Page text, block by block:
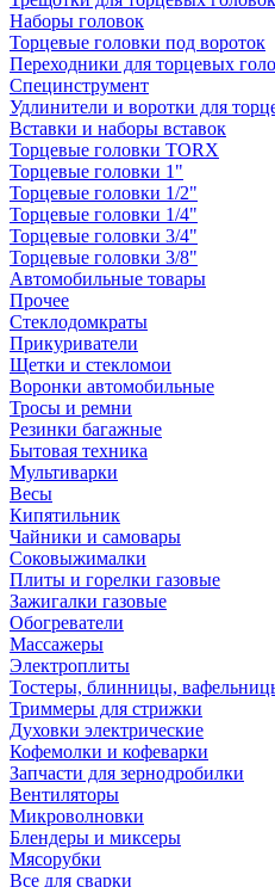
Наборы головок
Торцевые головки под вороток
Переходники для торцевых
Специнструмент
Удлинители и воротки для
Вставки и наборы вставок
Торцевые головки TORX
Торцевые головки 1"
Торцевые головки 1/2"
Торцевые головки 1/4"
Торцевые головки 3/4"
Торцевые головки 3/8"
Автомобильные товары
Прочее
Стеклодомкраты
Прикуриватели
Щетки и стекломои
Воронки автомобильные
Тросы и ремни
Резинки багажные
Бытовая техника
Мультиварки
Весы
Кипятильник
Чайники и самовары
Соковыжималки
Плиты и горелки газовые
Зажигалки газовые
Обогреватели
Массажеры
Электроплиты
Тостеры, блинницы,
Триммеры для стрижки
Духовки электрические
Кофемолки и кофеварки
Запчасти для зернодробилки
Вентиляторы
Микроволновки
Блендеры и миксеры
Мясорубки
Все для сварки